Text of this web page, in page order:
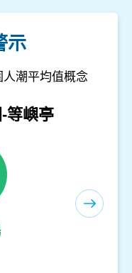
示
潮平均值概念
務中心(室內)